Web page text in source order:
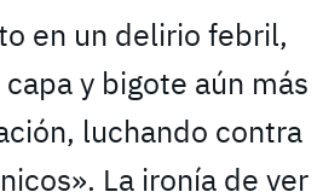
en un delirio febril,
y bigote aún más
luchando contra
La ironía de ver